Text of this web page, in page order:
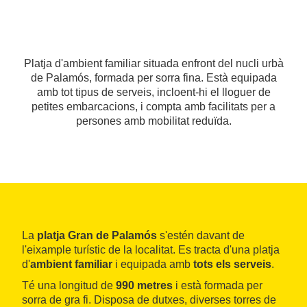
Platja d'ambient familiar situada enfront del nucli urbà
de Palamós, formada per sorra fina. Està equipada
amb tot tipus de serveis, incloent-hi el lloguer de
petites embarcacions, i compta amb facilitats per a
persones amb mobilitat reduïda.
La platja Gran de Palamós s'estén davant de
l'eixample turístic de la localitat. Es tracta d'una platja
d'ambient familiar i equipada amb tots els serveis.
Té una longitud de 990 metres i està formada per
sorra de gra fi. Disposa de dutxes, diverses torres de